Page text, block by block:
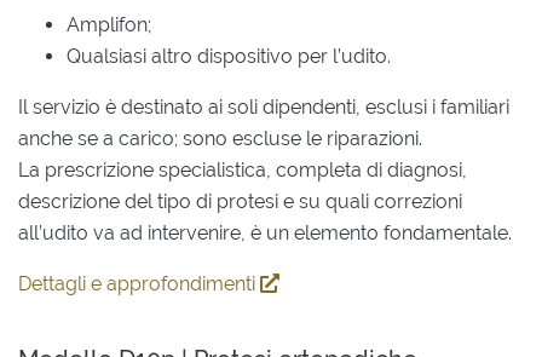
Amplifon;
Qualsiasi altro dispositivo per l’udito.
Il servizio è destinato ai soli dipendenti, esclusi i familiari
anche se a carico; sono escluse le riparazioni.
La prescrizione specialistica, completa di diagnosi,
descrizione del tipo di protesi e su quali correzioni
all’udito va ad intervenire, è un elemento fondamentale.
Dettagli e approfondimenti